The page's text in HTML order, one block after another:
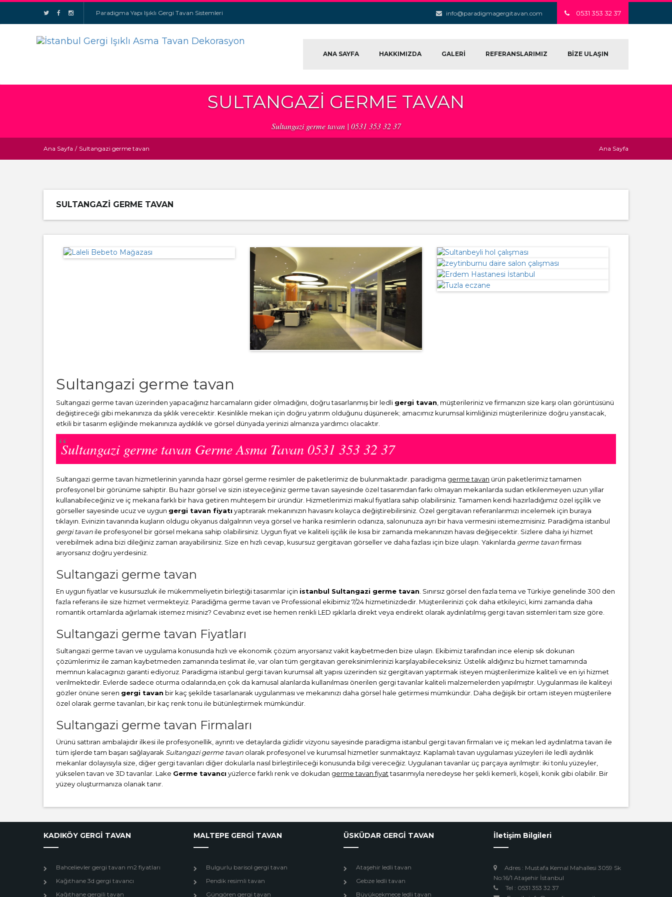
Paradigma Yapı Işıklı Gergi Tavan Sistemleri info@paradigmagergitavan.com 0531 353 32 37
ANA SAYFA HAKKIMIZDA GALERİ REFERANSLARIMIZ BİZE ULAŞIN
SULTANGAZI GERME TAVAN
Sultangazi germe tavan | 0531 353 32 37
Ana Sayfa / Sultangazi germe tavan Ana Sayfa
SULTANGAZI GERME TAVAN
Sultangazi germe tavan
Sultangazi germe tavan üzerinden yapacağınız harcamaların gider olmadığını, doğru tasarlanmış bir ledli gergi tavan , müşterileriniz ve firmanızın size karşı olan görüntüsünü
değiştireceği gibi mekanınıza da şıklık verecektir. Kesinlikle mekan için doğru yatırım olduğunu düşünerek; amacımız kurumsal kimliğinizi müşterilerinize doğru yansıtacak,
etkili bir tasarım eşliğinde mekanınıza aydıklık ve görsel dünyada yerinizi almanıza yardımcı olacaktır.
Sultangazi germe tavan Germe Asma Tavan 0531 353 32 37
Sultangazi germe tavan hizmetlerinin yanında hazır görsel germe resimler de paketlerimiz de bulunmaktadır. paradigma germe tavan ürün paketlerimiz tamamen
profesyonel bir görünüme sahiptir. Bu hazır görsel ve sizin isteyeceğiniz germe tavan sayesinde özel tasarımdan farkı olmayan mekanlarda sudan etkilenmeyen uzun yıllar
kullanabileceğiniz ve iç mekana farklı bir hava getiren muhteşem bir üründür. Hizmetlerimizi makul fiyatlara sahip olabilirsiniz. Tamamen kendi hazırladığımız özel işçilik ve
görseller sayesinde ucuz ve uygun gergi tavan fiyatı yaptırarak mekanınızın havasını kolayca değiştirebilirsiniz. Özel gergitavan referanlarımızı incelemek için buraya
tıklayın. Evinizin tavanında kuşların oldugu okyanus dalgalrının veya görsel ve harika resimlerin odanıza, salonunuza ayrı bir hava vermesini istemezmisiniz. Paradiğma istanbul
gergi tavan ile profesyonel bir görsel mekana sahip olabilirsiniz. Uygun fiyat ve kaliteli işçilik ile kısa bir zamanda mekanınızın havası değişecektir. Sizlere daha iyi hizmet
verebilmek adına bizi dileğiniz zaman arayabilirsiniz. Size en hızlı cevap, kusursuz gergitavan görseller ve daha fazlası için bize ulaşın. Yakınlarda germe tavanfirması
arıyorsanız doğru yerdesiniz.
Sultangazi germe tavan
En uygun fiyatlar ve kusursuzluk ile mükemmeliyetin birleştiği tasarımlar için istanbul Sultangazi germe tavan . Sınırsız görsel den fazla tema ve Türkiye genelinde 300 den
fazla referans ile size hizmet vermekteyiz. Paradiğma germe tavan ve Professional ekibimiz 7/24 hizmetinizdedir. Müşterilerinizi çok daha etkileyici, kimi zamanda daha
romantik ortamlarda ağırlamak istemez misiniz? Cevabınız evet ise hemen renkli LED ışıklarla direkt veya endirekt olarak aydınlatılmış gergi tavan sistemleri tam size göre.
Sultangazi germe tavan Fiyatları
Sultangazi germe tavan ve uygulama konusunda hızlı ve ekonomik çözüm arıyorsanız vakit kaybetmeden bize ulaşın. Ekibimiz tarafından ince elenip sık dokunan
çözümlerimiz ile zaman kaybetmeden zamanında teslimat ile, var olan tüm gergitavan gereksinimlerinizi karşılayabileceksiniz. Üstelik aldığınız bu hizmet tamamında
memnun kalacagınızı garanti ediyoruz. Paradigma istanbul gergi tavan kurumsal alt yapısı üzerinden siz gergitavan yaptırmak isteyen müşterilerimize kaliteli ve en iyi hizmet
verilmektedir. Evlerde sadece oturma odalarında,en çok da kamusal alanlarda kullanılması önerilen gergi tavanlar kaliteli malzemelerden yapılmıştır. Uygulanması ile kaliteyi
gözler önüne seren gergi tavan bir kaç şekilde tasarlanarak uygulanması ve mekanınızı daha görsel hale getirmesi mümkündür. Daha değişik bir ortam isteyen müşterilere
özel olarak germe tavanları, bir kaç renk tonu ile bütünleştirmek mümkündür.
Sultangazi germe tavan Firmaları
Ürünü sattıran ambalajıdır ilkesi ile profesyonellik, ayrıntı ve detaylarda gizlidir vizyonu sayesinde paradigma istanbul gergi tavan firmaları ve iç mekan led aydınlatma tavan ile
tüm işlerde tam başarı sağlayarak Sultangazi germe tavan olarak profesyonel ve kurumsal hizmetler sunmaktayız. Kaplamalı tavan uygulaması yüzeyleri ile ledli aydınlık
mekanlar dolayısıyla size, diğer gergi tavanları diğer dokularla nasıl birleştirileceği konusunda bilgi vereceğiz. Uygulanan tavanlar üç parçaya ayrılmıştır: iki tonlu yüzeyler,
yükselen tavan ve 3D tavanlar. Lake Germe tavancı yüzlerce farklı renk ve dokudan germe tavan fiyattasarımıyla neredeyse her şekli kemerli, köşeli, konik gibi olabilir. Bir
yüzey oluşturmanıza olanak tanır.
KADIKÖY GERGİ TAVAN
Bahcelievler gergi tavan m2 fiyatları
Kağıthane 3d gergi tavancı
Kağıthane gergili tavan
MALTEPE GERGİ TAVAN
Bulgurlu barisol gergi tavan
Pendik resimli tavan
Güngören gergi tavan
ÜSKÜDAR GERGİ TAVAN
Ataşehir ledli tavan
Gebze ledli tavan
Büyükçekmece ledli tavan
İletişim Bilgileri
Adres : Mustafa Kemal Mahallesi 3059 Sk
No:16/1 Ataşehir İstanbul
Tel : 0531 353 32 37